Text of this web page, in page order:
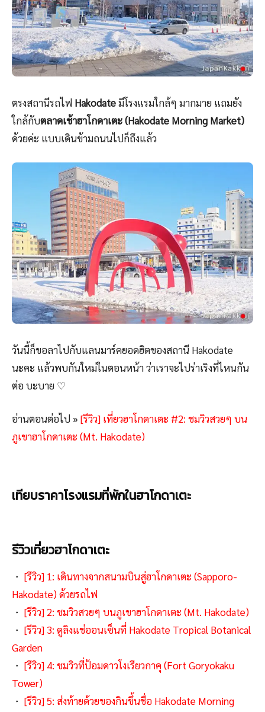
ตรงสถานีรถไฟ Hakodateมีโรงแรมใกล้ๆ มากมาย แถมยัง
ใกล้กับตลาดเช้าฮาโกดาเตะ (Hakodate Morning Market)
ด้วยค่ะ แบบเดินข้ามถนนไปก็ถึงแล้ว
วันนี้ก็ขอลาไปกับแลนมาร์คยอดฮิตของสถานี Hakodate
นะคะ แล้วพบกันใหม่ในตอนหน้า ว่าเราจะไปร่าเริงที่ไหนกัน
ต่อ บะบาย ♡
อ่านตอนต่อไป » [รีวิว] เที่ยวฮาโกดาเตะ #2: ชมวิวสวยๆ บน
ภูเขาฮาโกดาเตะ (Mt. Hakodate)
เทียบราคาโรงแรมที่พักในฮาโกดาเตะ
รีวิวเที่ยวฮาโกดาเตะ
・ [รีวิว] 1: เดินทางจากสนามบินสู่ฮาโกดาเตะ (Sapporo-
Hakodate) ด้วยรถไฟ
・ [รีวิว] 2: ชมวิวสวยๆ บนภูเขาฮาโกดาเตะ (Mt. Hakodate)
・ [รีวิว] 3: ดูลิงแช่ออนเซ็นที่ Hakodate Tropical Botanical
Garden
・ [รีวิว] 4: ชมวิวที่ป้อมดาวโงเรียวกาคุ (Fort Goryokaku
Tower)
・ [รีวิว] 5: ส่งท้ายด้วยของกินขึ้นชื่อ Hakodate Morning